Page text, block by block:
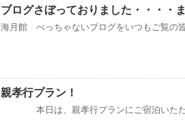
ブログさぼっておりました・・・・
海月館 べっちゃないブログをいつもご覧の
親孝行プラン！
本日は、親孝行プランにご宿泊